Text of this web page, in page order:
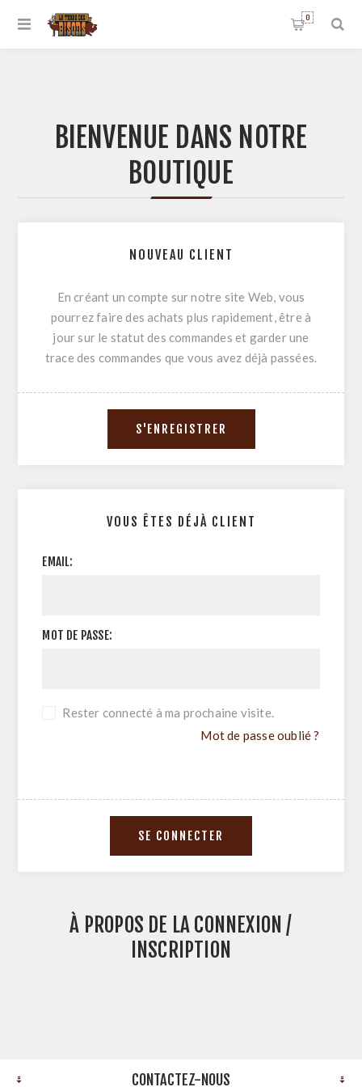
0
BIENVENUE DANS NOTRE
BOUTIQUE
NOUVEAU CLIENT
En créant un compte sur notre site Web, vous
pourrez faire des achats plus rapidement, être à
jour sur le statut des commandes et garder une
trace des commandes que vous avez déjà passées.
VOUS ÊTES DÉJÀ CLIENT
EMAIL:
MOT DE PASSE:
Rester connecté à ma prochaine visite.
Mot de passe oublié ?
À PROPOS DE LA CONNEXION /
INSCRIPTION
CONTACTEZ-NOUS